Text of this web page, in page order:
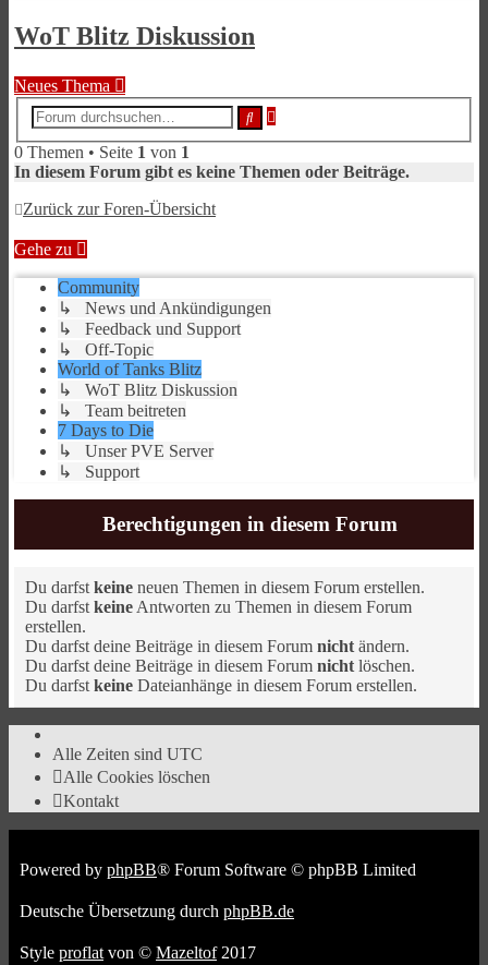
WoT Blitz Diskussion
Neues Thema
Suche
0 Themen • Seite 1 von 1
In diesem Forum gibt es keine Themen oder Beiträge.
Zurück zur Foren-Übersicht
Gehe zu
Community
↳ News und Ankündigungen
↳ Feedback und Support
↳ Off-Topic
World of Tanks Blitz
↳ WoT Blitz Diskussion
↳ Team beitreten
7 Days to Die
↳ Unser PVE Server
↳ Support
Berechtigungen in diesem Forum
Du darfst keine neuen Themen in diesem Forum erstellen.
Du darfst keine Antworten zu Themen in diesem Forum
erstellen.
Du darfst deine Beiträge in diesem Forum nicht ändern.
Du darfst deine Beiträge in diesem Forum nicht löschen.
Du darfst keine Dateianhänge in diesem Forum erstellen.
Alle Zeiten sind UTC
Alle Cookies löschen
Kontakt
Powered by phpBB® Forum Software © phpBB Limited
Deutsche Übersetzung durch phpBB.de
Style proflat von © Mazeltof2017